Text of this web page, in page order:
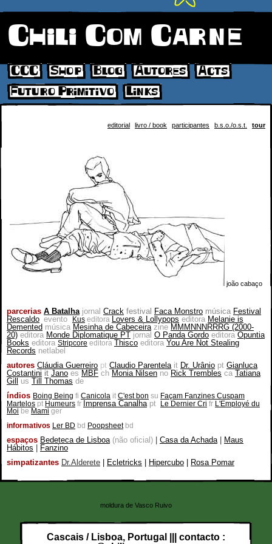
Chili Com Carne
CCC Shop Blog Autores
Acts
Futuro Primitivo
Links
editorial livro / book participantes b.s.o./o.s.t. tour
joão cabaço
parcerias A Batalha jornal Crack festival Faca Monstro música Festival
Rescaldo evento Kus editora Lovers & Lollypops editora Melanie is
Demented música Mesinha de Cabeceira zine MMMNNNRRRG (2000-
20) editora Monde Diplomatique PT jornal O Panda Gordo editora Opuntia
Books editora Stripcore editora Thisco editora You Are Not Stealing
Records netlabel
autores Cláudia Guerreiro pt Claudio Parentela it Dr. Urânio pt Gianluca
Costantini it Jano es MBF ch Monia Nilsen no Rick Trembles ca Tatiana
Gill
us Till Thomas de
índios Boing Being fi Canicola it C'est bon su Façam Fanzines Cuspam
Martelos pt Humeurs fr Imprensa Canalha pt Le Dernier Cri fr L'Employé du
Moi be Mami ger
informativos Ler BD bd Poopsheet bd
espaços Bedeteca de Lisboa (não oficial) Casa da Achada
Maus
Hábitos
Fanzino
simpatizantes Dr.Alderete Ecletricks Hipercubo Rosa Pomar
moldura de Vasco Ruivo
Cascais / Lisboa, Portugal ||| contacto :